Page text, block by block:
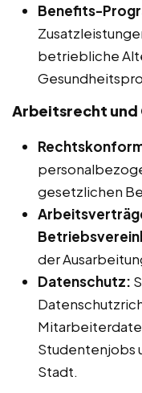
Benefits-
betriebliche
Arbeitsrecht und
gesetzlichen
der
Datenschutz:
Studentenjobs
Stadt.